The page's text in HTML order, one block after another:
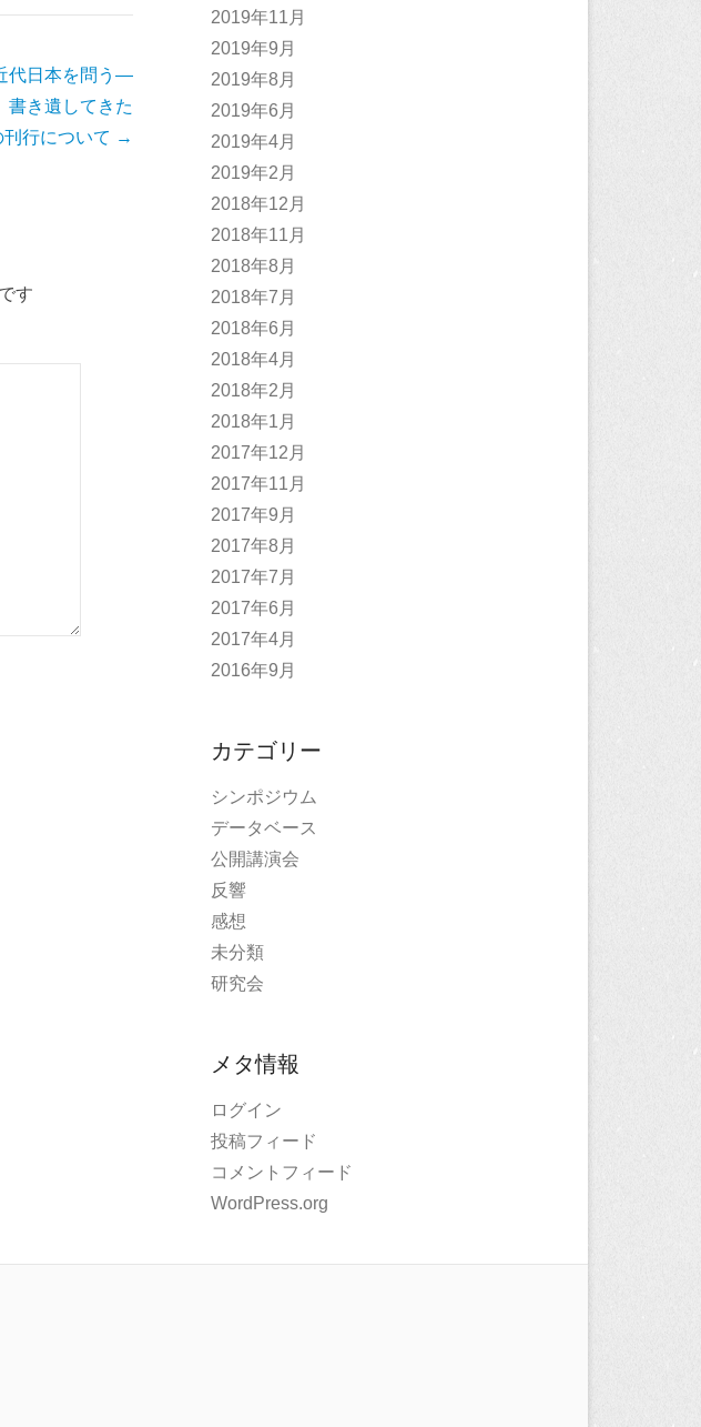
代日本を問う—
書き遺してきた
行について →
す
2019年11月
2019年9月
2019年8月
2019年6月
2019年4月
2019年2月
2018年12月
2018年11月
2018年8月
2018年7月
2018年6月
2018年4月
2018年2月
2018年1月
2017年12月
2017年11月
2017年9月
2017年8月
2017年7月
2017年6月
2017年4月
2016年9月
カテゴリー
シンポジウム
データベース
公開講演会
反響
感想
未分類
研究会
メタ情報
ログイン
投稿フィード
コメントフィード
WordPress.org